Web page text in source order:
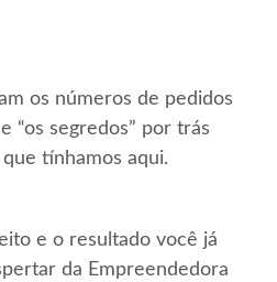
os números de pedidos
“os segredos” por trás
tínhamos aqui.
e o resultado você já
da Empreendedora